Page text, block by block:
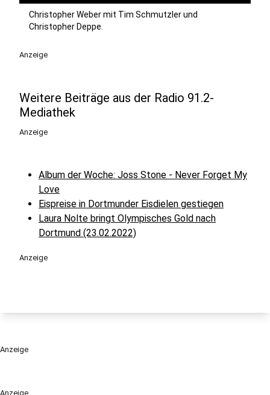
Anzeige
Christopher Weber mit Tim Schmutzler und
Christopher Deppe.
Anzeige
Weitere Beiträge aus der Radio 91.2-
Mediathek
Anzeige
Album der Woche: Joss Stone - Never Forget My
Love
Eispreise in Dortmunder Eisdielen gestiegen
Laura Nolte bringt Olympisches Gold nach
Dortmund (23.02.2022)
Anzeige
Anzeige